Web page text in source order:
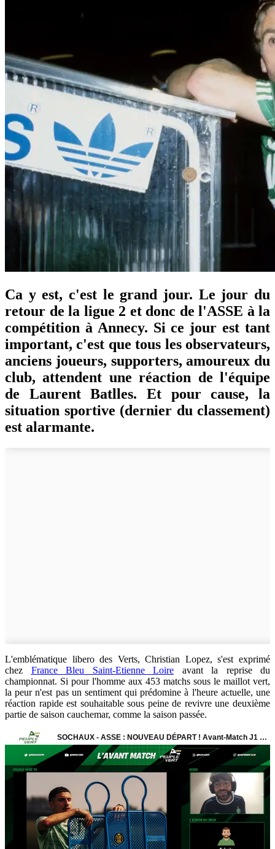
Ca y est, c'est le grand jour. Le jour du
retour de la ligue 2 et donc de l'ASSE à la
compétition à Annecy. Si ce jour est tant
important, c'est que tous les observateurs,
anciens joueurs, supporters, amoureux du
club, attendent une réaction de l'équipe
de Laurent Batlles. Et pour cause, la
situation sportive (dernier du classement)
est alarmante.
L'emblématique libero des Verts, Christian Lopez, s'est exprimé
chez France Bleu Saint-Etienne Loire avant la reprise du
championnat. Si pour l'homme aux 453 matchs sous le maillot vert,
la peur n'est pas un sentiment qui prédomine à l'heure actuelle, une
réaction rapide est souhaitable sous peine de revivre une deuxième
partie de saison cauchemar, comme la saison passée.